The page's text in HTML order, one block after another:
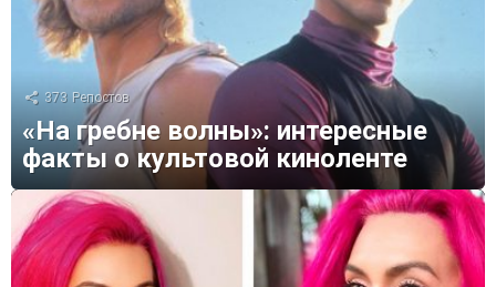
373 Репостов
«На гребне волны»: интересные
факты о культовой киноленте